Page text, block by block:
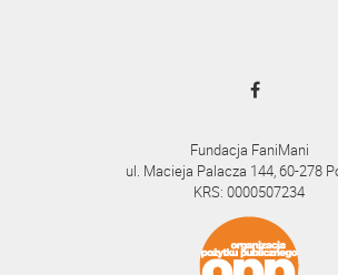
Fundacja FaniMani
ul. Macieja Palacza 144, 60-278
KRS: 0000507234